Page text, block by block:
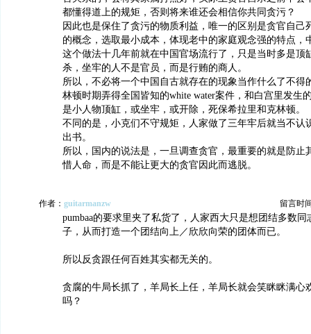
都懂得道上的规矩，否则将来谁还会相信你共同贪污？
因此也是保住了贪污的物质利益，唯一的区别是贪官自己
的概念，选取最小成本，体现老中的家庭观念强的特点，
这个做法十几年前就在中国官场流行了，只是当时多是顶
杀，坐牢的人不是官员，而是行贿的商人。
所以，不必将一个中国自古就存在的现象当作什么了不得
林顿时期弄得全国皆知的white water案件，和白宫里发生
是小人物顶缸，或坐牢，或开除，死保希拉里和克林顿。
不同的是，小克们不守规矩，人家做了三年牢后就当不认
出书。
所以，国内的说法是，一旦调查贪官，最重要的就是防止
惜人命，而是不能让更大的贪官因此而逃脱。
作者： guitarmanzw 留言时
pumbaa的要求里夹了私货了，人家西大只是想团结多数
子，从而打造一个团结向上／欣欣向荣的团体而已。
所以反贪跟任何百姓其实都无关的。
贪腐的牛局长抓了，羊局长上任，羊局长就会笑眯眯满心
吗？